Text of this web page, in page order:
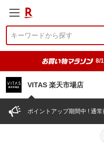
8/
VITAS 楽天市場店
ポイントアップ期間中 ! 通